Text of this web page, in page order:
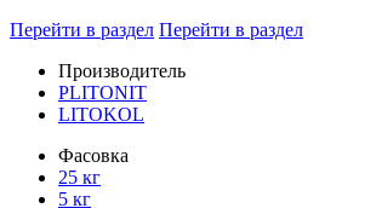
Перейти в раздел Перейти в раздел
Производитель
PLITONIT
LITOKOL
Фасовка
25 кг
5 кг